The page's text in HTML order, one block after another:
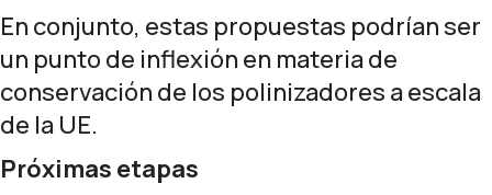
En conjunto, estas propuestas podrían ser
un punto de inflexión en materia de
conservación de los polinizadores a escala
de la UE.
Próximas etapas